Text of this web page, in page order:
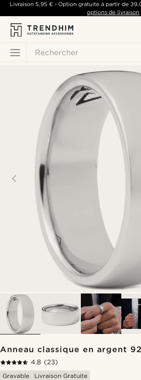
Rechercher
Livraison 5,95 €- Option gratuite à partir de
options de livraison
Anneau classique en argent
4.8 (23)
Gravable
Livraison Gratuite